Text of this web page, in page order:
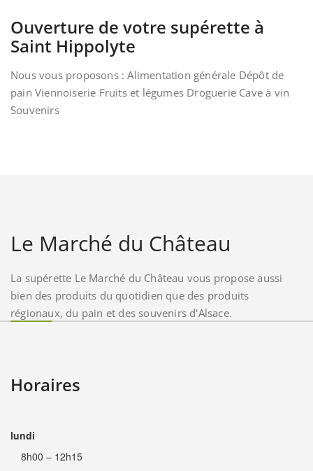
Ouverture de votre supérette à
Saint Hippolyte
Nous vous proposons : Alimentation générale Dépôt de
pain Viennoiserie Fruits et légumes Droguerie Cave à vin
Souvenirs
Le Marché du Château
La supérette Le Marché du Château vous propose aussi
bien des produits du quotidien que des produits
régionaux, du pain et des souvenirs d'Alsace.
Horaires
lundi
8h00 – 12h15